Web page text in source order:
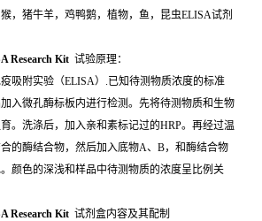
，猪牛羊，鸡鸭鹅，植物，鱼，昆虫ELISA试剂
Research Kit 试验原理：
吸附实验（ELISA）.已知待测物质浓度的标准
入微孔酶标板内进行检测。先将待测物质和生物
。洗涤后，加入亲和素标记过的HRP。再经过温
的酶结合物，然后加入底物A、B，和酶结合物
颜色的深浅和样品中待测物质的浓度呈比例关
Research Kit 试剂盒内容及其配制